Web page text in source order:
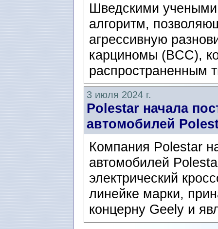
Шведскими учеными
алгоритм,
агрессивную
карциномы (BCC),
распространенным
3 июля 2024 г.
Polestar начала
автомобилей
Компания Polestar
автомобилей
электрический
линейке марки,
концерну Geely и